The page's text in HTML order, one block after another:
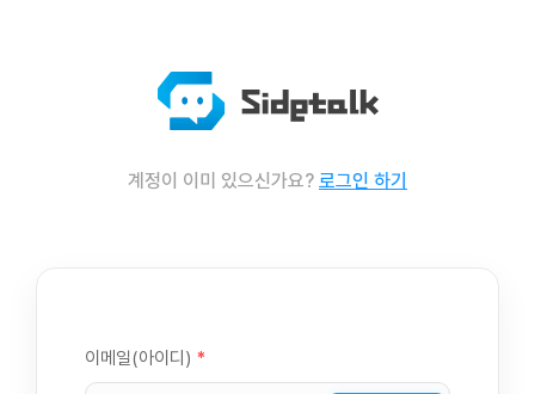
계정이 이미 있으신가요? 로그인 하기
이메일(아이디) *